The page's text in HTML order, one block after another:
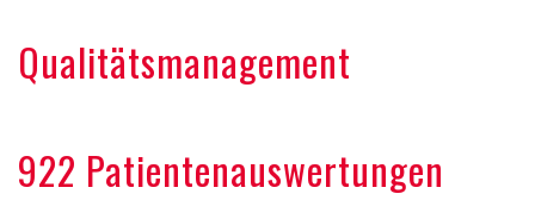
Qualitätsmanagement
922 Patientenauswertungen